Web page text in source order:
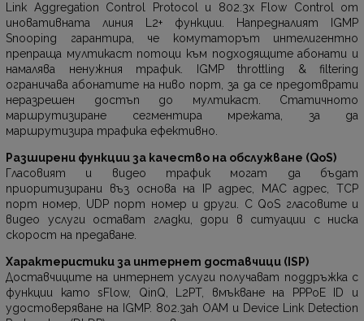
Link Aggregation Control Protocol и 802.3x Flow Control от
иновативната линия L2+ функции. Напредналият IGMP
Snooping гарантира, че комутаторът интелигентно
препраща мултикаст потоци към подходящите абонати и
намалява ненужния трафик. IGMP throttling & filtering
ограничава абонатите на ниво порт, за да се предотврати
неразрешен достъп до мултикаст. Статичното
маршрутизиране сегментира мрежата, за да
маршрутизира трафика ефективно.
Разширени функции за качество на обслужване (QoS)
Гласовият и видео трафик могат да бъдат
приоритизирани въз основа на IP адрес, MAC адрес, TCP
порт номер, UDP порт номер и други. С QoS гласовите и
видео услуги остават гладки, дори в ситуации с ниска
скорост на предаване.
Характеристики за интернет доставчици (ISP)
Доставчиците на интернет услуги получават поддръжка с
функции като sFlow, QinQ, L2PT, вмъкване на PPPoE ID и
удостоверяване на IGMP. 802.3ah OAM и Device Link Detection